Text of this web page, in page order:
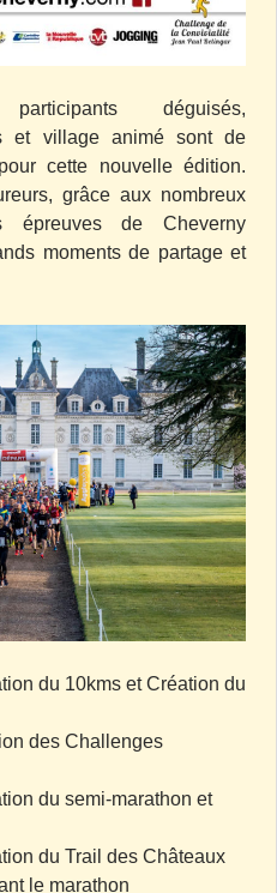
déguisés,
et village animé sont de
cette nouvelle édition.
grâce aux nombreux
épreuves de Cheverny
moments de partage et
du 10kms et Création du
des Challenges
du semi-marathon et
du Trail des Châteaux
le marathon